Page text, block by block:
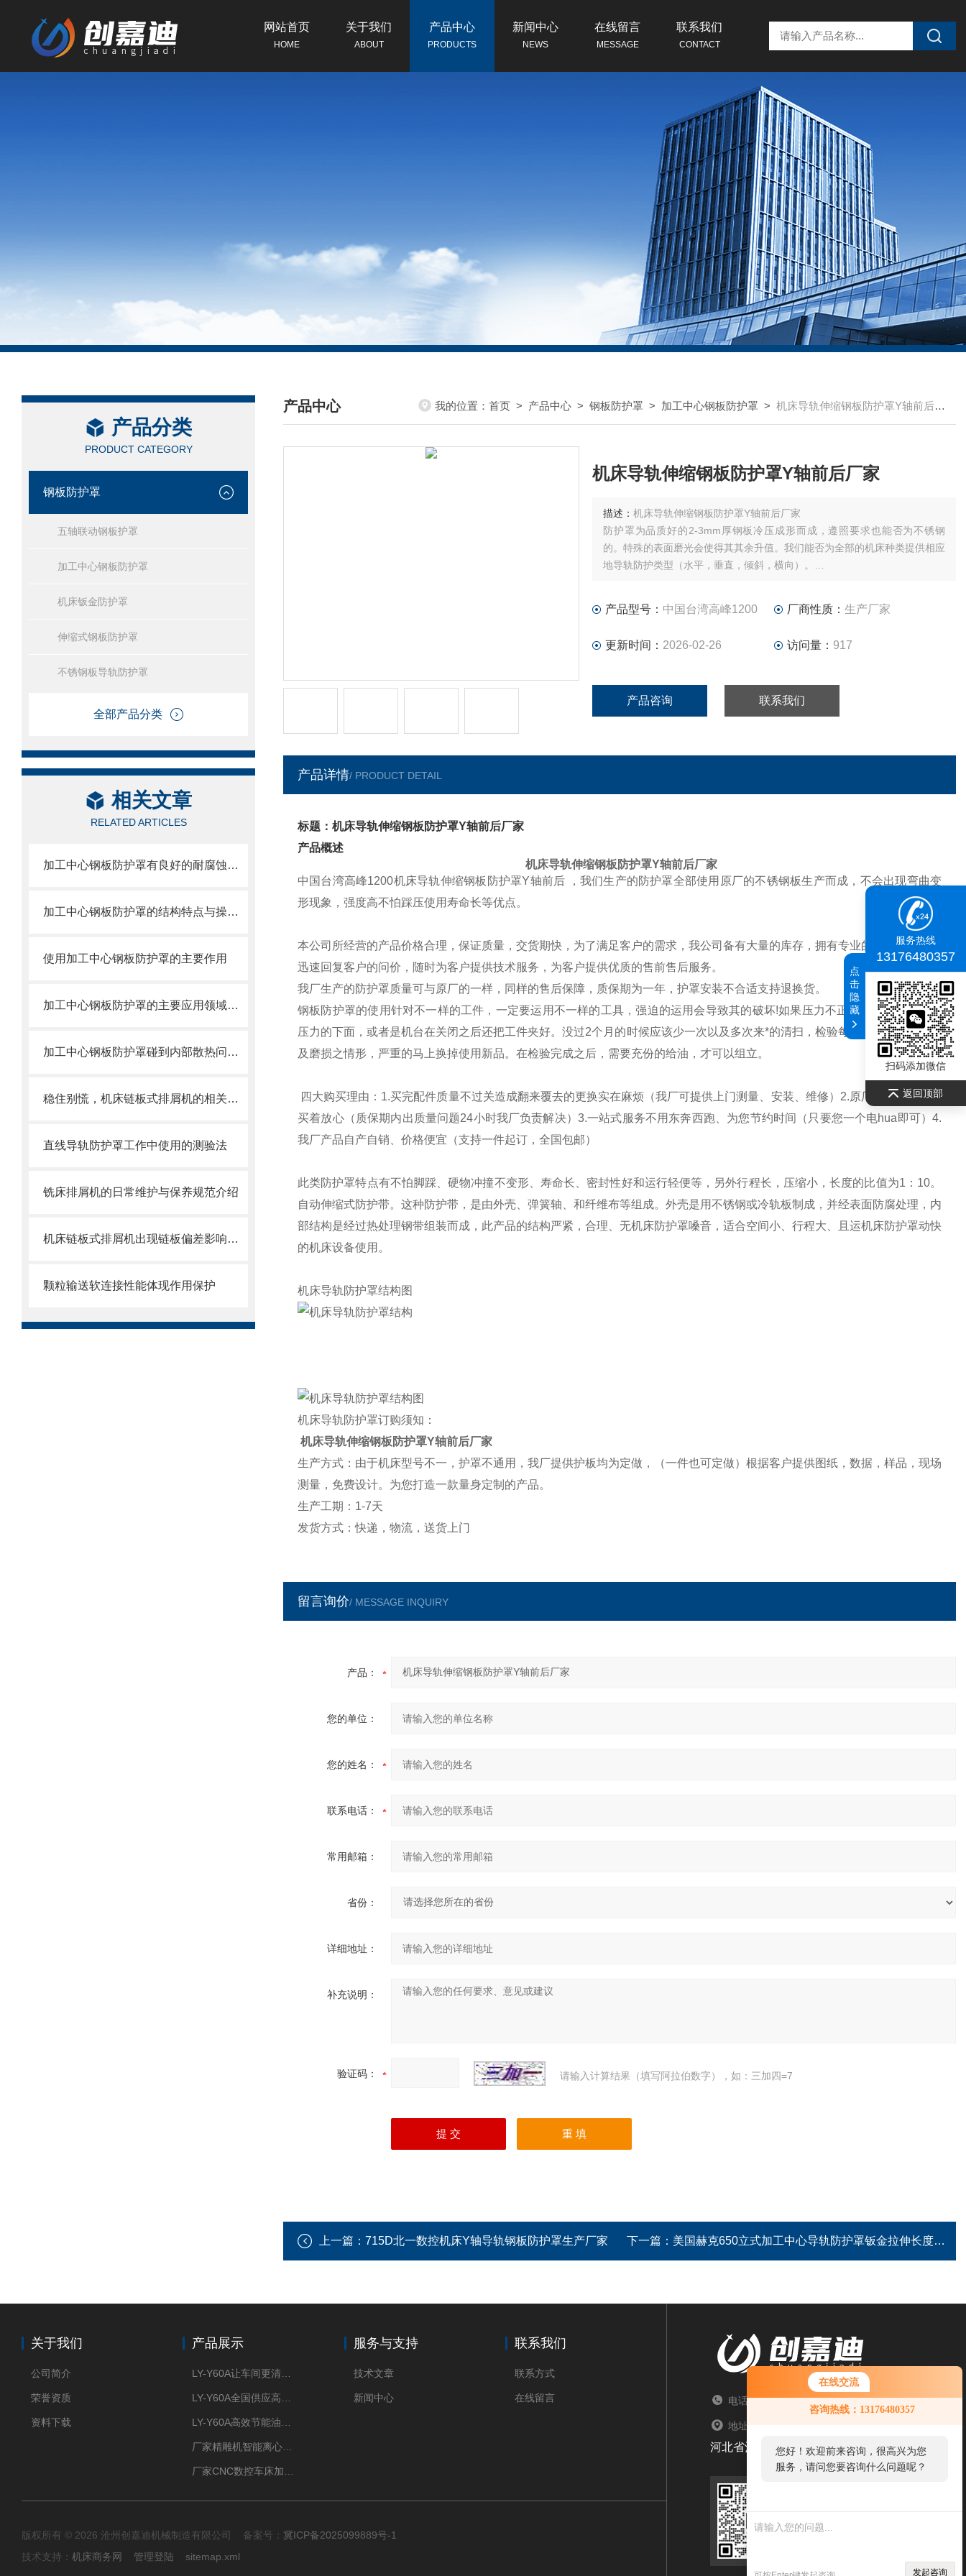
在线交流
咨询热线：13176480357
您好！欢迎前来咨询，很高兴为您
服务，请问您要咨询什么问题呢？
发起咨询
网站首页
HOME
关于我们
ABOUT
产品中心
PRODUCTS
新闻中心
NEWS
在线留言
MESSAGE
联系我们
CONTACT
产品分类
PRODUCT CATEGORY
钢板防护罩
五轴联动钢板护罩
加工中心钢板防护罩
机床钣金防护罩
伸缩式钢板防护罩
不锈钢板导轨防护罩
全部产品分类
相关文章
RELATED ARTICLES
加工中心钢板防护罩有良好的耐腐蚀性，能在各种环境下长时间使用
加工中心钢板防护罩的结构特点与操作维护方式
使用加工中心钢板防护罩的主要作用
加工中心钢板防护罩的主要应用领域和产品的主要特性
加工中心钢板防护罩碰到内部散热问题改怎么办？这篇文章告诉你
稳住别慌，机床链板式排屑机的相关信息马上来
直线导轨防护罩工作中使用的测验法
铣床排屑机的日常维护与保养规范介绍
机床链板式排屑机出现链板偏差影响效率了怎么办？
颗粒输送软连接性能体现作用保护
产品中心
/ PRODUCTS CENTER
我的位置：首页 > 产品中心 >钢板防护罩 > 加工中心钢板防护罩 >机床导轨伸缩钢板防护罩Y轴前后厂家
机床导轨伸缩钢板防护罩Y轴前后厂家
描述： 机床导轨伸缩钢板防护罩Y轴前后厂家
防护罩为品质好的2-3mm厚钢板冷压成形而成，遵照要求也能否为不锈钢
的。特殊的表面磨光会使得其其余升值。我们能否为全部的机床种类提供相应
地导轨防护类型（水平，垂直，倾斜，横向）。
产品型号： 中国台湾高峰1200 厂商性质： 生产厂家
更新时间： 2026-02-26 访问量： 917
产品咨询 联系我们
产品详情/ PRODUCT DETAIL
标题：机床导轨伸缩钢板防护罩Y轴前后厂家
产品概述
机床导轨伸缩钢板防护罩Y轴前后厂家
中国台湾高峰1200机床导轨伸缩钢板防护罩Y轴前后 ，我们生产的防护罩全部使用原厂的不锈钢板生产而成，不会出现弯曲变
形现象，强度高不怕踩压使用寿命长等优点。
本公司所经营的产品价格合理，保证质量，交货期快，为了满足客户的需求，我公司备有大量的库存，拥有专业的技术销售人员
迅速回复客户的问价，随时为客户提供技术服务，为客户提供优质的售前售后服务。
我厂生产的防护罩质量可与原厂的一样，同样的售后保障，质保期为一年，护罩安装不合适支持退换货。
钢板防护罩的使用针对不一样的工件，一定要运用不一样的工具，强迫的运用会导致其的破坏!如果压力不正常，会使得处在高
压力的下面，或者是机台在关闭之后还把工件夹好。没过2个月的时候应该少一次以及多次来*的清扫，检验每个零件有没有破裂
及磨损之情形，严重的马上换掉使用新品。在检验完成之后，需要充份的给油，才可以组立。
四大购买理由： 1.买完配件质量不过关造成翻来覆去的更换实在麻烦（我厂可提供上门测量、安装、维修）2.原厂品质质保半年
买着放心（质保期内出质量问题24小时我厂负责解决）3.一站式服务不用东奔西跑、为您节约时间（只要您一个电hua即可）4.
我厂产品自产自销、价格便宜（支持一件起订，全国包邮）
此类防护罩特点有不怕脚踩、硬物冲撞不变形、寿命长、密封性好和运行轻便等，另外行程长，压缩小，长度的比值为1：10。
自动伸缩式防护带。这种防护带，是由外壳、弹簧轴、和纤维布等组成。外壳是用不锈钢或冷轨板制成，并经表面防腐处理，内
部结构是经过热处理钢带组装而成，此产品的结构严紧，合理、无机床防护罩嗓音，适合空间小、行程大、且运机床防护罩动快
的机床设备使用。
机床导轨防护罩结构图
机床导轨防护罩订购须知：
机床导轨伸缩钢板防护罩Y轴前后厂家
生产方式：由于机床型号不一，护罩不通用，我厂提供护板均为定做，（一件也可定做）根据客户提供图纸，数据，样品，现场
测量，免费设计。为您打造一款量身定制的产品。
生产工期：1-7天
发货方式：快递，物流，送货上门
留言询价/ MESSAGE INQUIRY
产品：
您的单位：
您的姓名：
联系电话：
常用邮箱：
省份：
详细地址：
补充说明：
验证码： 请输入计算结果（填写阿拉伯数字），如：三加四=7
上一篇： 715D北一数控机床Y轴导轨钢板防护罩生产厂家 下一篇： 美国赫克650立式加工中心导轨防护罩钣金拉伸长度
关于我们
公司简介
荣誉资质
资料下载
产品展示 服务与支持
技术文章
新闻中心
联系我们
联系方式
在线留言
版权所有 © 2026 沧州创嘉迪机械制造有限公司 备案号： 冀ICP备2025099889号-1
技术支持： 机床商务网 管理登陆 sitemap.xml
电话：TEL
地址：ADDRESS
河北省沧州市盐山县常庄乡大卢村文明路北21号
扫码关注我们
服务热线
13176480357
扫码添加微信
返回顶部
点
击
隐
藏